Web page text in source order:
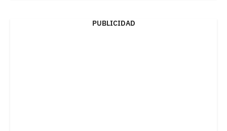
PUBLICIDAD